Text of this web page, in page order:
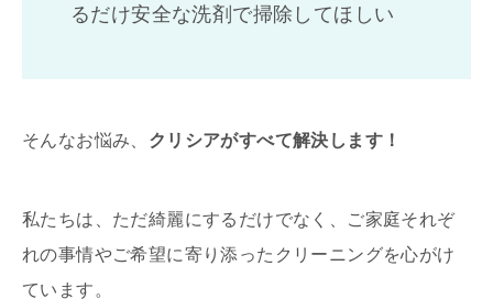
るだけ安全な洗剤で掃除してほしい
そんなお悩み、 クリシアがすべて解決します！
私たちは、ただ綺麗にするだけでなく、ご家庭それぞ
れの事情やご希望に寄り添ったクリーニングを心がけ
ています。